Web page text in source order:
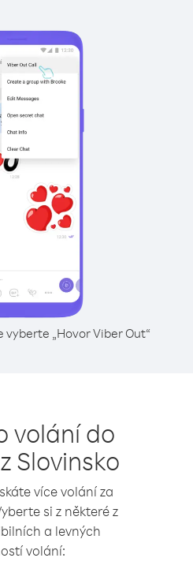
vyberte „Hovor Viber Out“
volání do
Slovinsko
více volání za
si z některé z
a levných
volání: